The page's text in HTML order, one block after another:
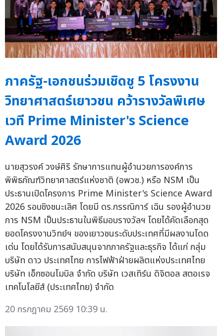
ภาครัฐ-เอกชนร่วมเชิดชู 5 โครงงาน
วิทยาศาสตร์เยาวชน คว้ารางวัลพิเศษ
เวที Prime Minister's Science
Award 2026
นายสุวรงค์ วงษ์ศิริ รักษาการแทนผู้อำนวยการองค์การ
พิพิธภัณฑ์วิทยาศาสตร์แห่งชาติ (อพวช.) หรือ NSM เป็น
ประธานเปิดโครงการ Prime Minister's Science Award
2026 รอบชิงชนะเลิศ โดยมี ดร.กรรณิการ์ เฉิน รองผู้อำนวย
การ NSM เป็นประธานในพิธีมอบรางวัลฯ โดยได้คัดเลือกสุด
ยอดโครงงานวิทย์ฯ ของเยาวชนระดับประเทศที่มีผลงานโดด
เด่น โดยได้รับการสนับสนุนจากภาครัฐและธุรกิจ ได้แก่ กลุ่ม
บริษัท ดาว ประเทศไทย การไฟฟ้าฝ่ายผลิตแห่งประเทศไทย
บริษัท เอ็กซอนโมบิล จำกัด บริษัท เวสเทิร์น ดิจิตอล สตอเรจ
เทคโนโลยีส์ (ประเทศไทย) จำกัด
20 กรกฎาคม 2569 10:39 น.